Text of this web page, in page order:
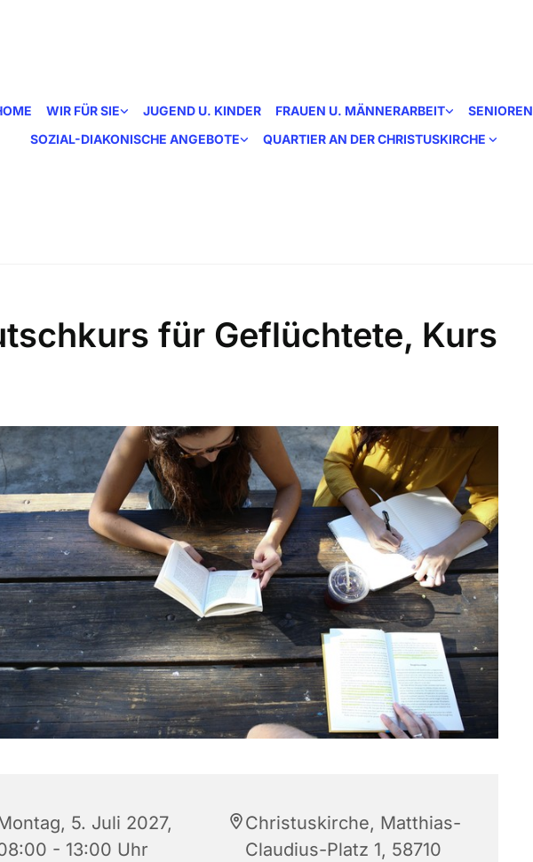
WIR FÜR SIE JUGEND U. KINDER FRAUEN U. MÄNNERARBEIT
SENIOREN
SOZIAL-DIAKONISCHE ANGEBOTE
QUARTIER AN DER CHRISTUSKIRCHE
für Geflüchtete, Kurs
5. Juli 2027,
- 13:00 Uhr
Christuskirche, Matthias-
Claudius-Platz 1, 58710